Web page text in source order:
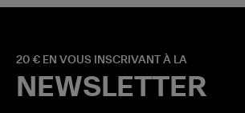
20 € EN VOUS INSCRIVANT À LA
NEWSLETTER